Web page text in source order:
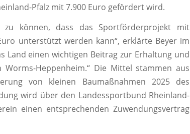
Pfalz mit 7.900 Euro gefördert wird.
können, dass das Sportförderprojekt mit
unterstützt werden kann“, erklärte Beyer im
Land einen wichtigen Beitrag zur Erhaltung und
Heppenheim.“ Die Mittel stammen aus
von kleinen Baumaßnahmen 2025 des
wird über den Landessportbund Rheinland-
einen entsprechenden Zuwendungsvertrag